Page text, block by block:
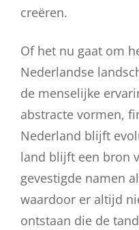
creëren.
Of het nu gaat om
Nederlandse
de menselijke
abstracte vormen,
Nederland blijft
land blijft een bron
gevestigde namen
waardoor er altijd
ontstaan die de